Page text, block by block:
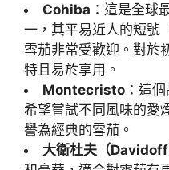
Cohiba ：這是全球
一，其平易近人的短號
雪茄非常受歡迎。對於
特且易於享用。
Montecristo ：這
希望嘗試不同風味的
譽為經典的雪茄。
大衛杜夫（Davidoff